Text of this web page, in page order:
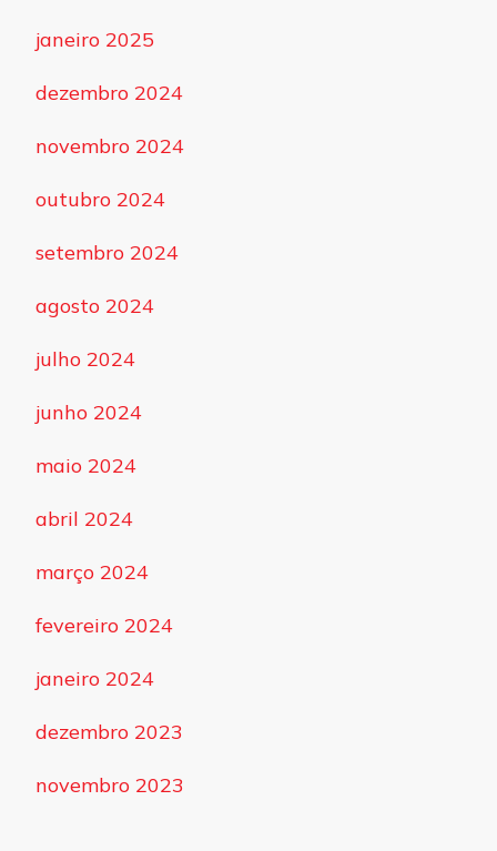
janeiro 2025
dezembro 2024
novembro 2024
outubro 2024
setembro 2024
agosto 2024
julho 2024
junho 2024
maio 2024
abril 2024
março 2024
fevereiro 2024
janeiro 2024
dezembro 2023
novembro 2023